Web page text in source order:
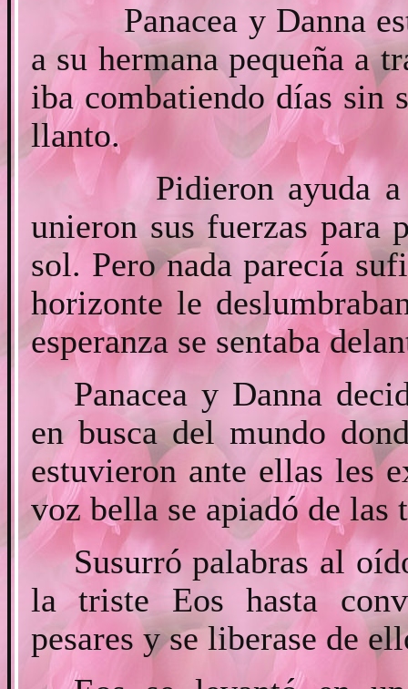
Panacea y Danna
a su hermana pequeña a
iba combatiendo días sin
llanto.
Pidieron ayuda a
unieron sus fuerzas para
sol. Pero nada parecía
horizonte le
esperanza se sentaba
Panacea y Danna
en busca del mundo
estuvieron ante ellas les
voz bella se apiadó de
Susurró palabras al
la triste Eos hasta
pesares y se liberase de